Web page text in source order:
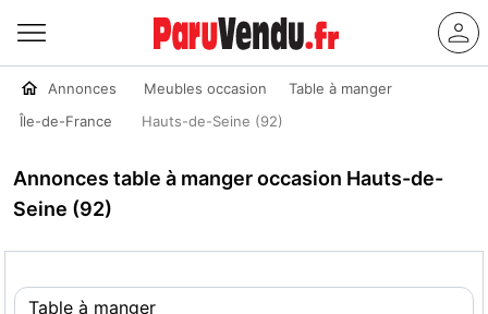
Annonces Meubles occasion
Table à manger
Île-de-France
Hauts-de-Seine (92)
Annonces table à manger occasion Hauts-de-
Seine (92)